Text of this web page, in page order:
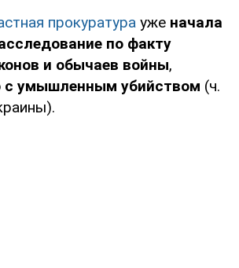
прокуратура уже начала
по факту
и обычаев войны,
с умышленным убийством (ч.